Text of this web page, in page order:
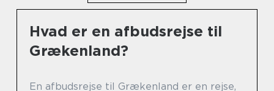
Hvad er en afbudsrejse til
Grækenland?
En afbudsrejse til Grækenland er en rejse,